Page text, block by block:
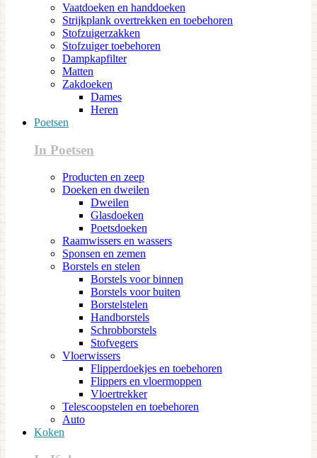
Vaatdoeken en handdoeken
Strijkplank overtrekken en toebehoren
Stofzuigerzakken
Stofzuiger toebehoren
Dampkapfilter
Matten
Zakdoeken
Dames
Heren
Poetsen
In Poetsen
Producten en zeep
Doeken en dweilen
Dweilen
Glasdoeken
Poetsdoeken
Raamwissers en wassers
Sponsen en zemen
Borstels en stelen
Borstels voor binnen
Borstels voor buiten
Borstelstelen
Handborstels
Schrobborstels
Stofvegers
Vloerwissers
Flipperdoekjes en toebehoren
Flippers en vloermoppen
Vloertrekker
Telescoopstelen en toebehoren
Auto
Koken